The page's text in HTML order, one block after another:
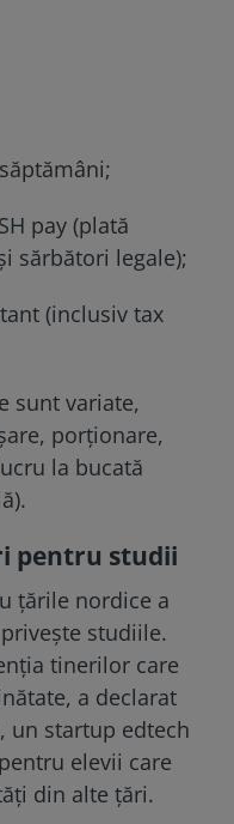
pay (plată
sărbători legale);
(inclusiv tax
sunt variate,
porționare,
la bucată
pentru studii
țările nordice a
studiile.
tinerilor care
a declarat
un startup edtech
elevii care
din alte țări.